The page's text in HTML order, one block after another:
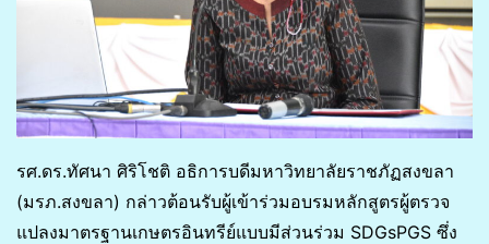
รศ.ดร.ทัศนา ศิริโชติ อธิการบดีมหาวิทยาลัยราชภัฏสงขลา
(มรภ.สงขลา) กล่าวต้อนรับผู้เข้าร่วมอบรมหลักสูตรผู้ตรวจ
แปลงมาตรฐานเกษตรอินทรีย์แบบมีส่วนร่วม SDGsPGS ซึ่ง